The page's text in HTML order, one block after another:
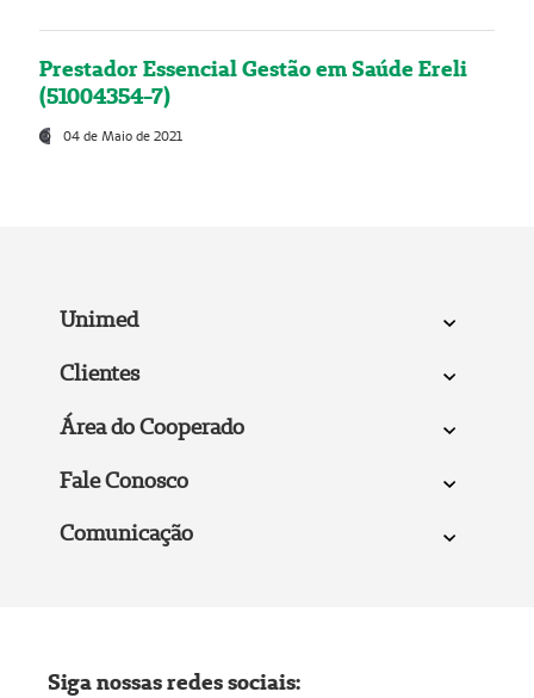
Prestador Essencial Gestão em Saúde Ereli
(51004354-7)
04 de Maio de 2021
Unimed
Clientes
Área do Cooperado
Fale Conosco
Comunicação
Siga nossas redes sociais: